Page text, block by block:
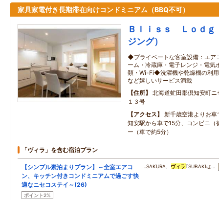
家具家電付き長期滞在向けコンドミニアム（BBQ不可）
Ｂｌｉｓｓ Ｌｏｄｇ
ジング）
◆プライベートな客室設備：エア
ーム・冷蔵庫・電子レンジ・電気
類・Wi-Fi◆洗濯機や乾燥機の利
など嬉しいサービス満載
住所
北海道虻田郡倶知安町
１３号
アクセス
新千歳空港よりお
知安駅から車で15分、コンビニ（
ー（車で約5分）
「ヴィラ」を含む宿泊プラン
【シンプル素泊まりプラン】～全室エアコ
ン、キッチン付きコンドミニアムで過ごす快
適なニセコステイ～(26)
ポイント2%
…SAKURA、 ヴィラTSUBAKIは…